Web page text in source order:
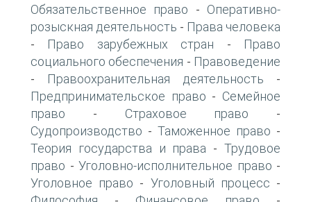
Обязательственное право - Оперативно-
розыскная деятельность - Права человека
- Право зарубежных стран -
Право
социального обеспечения - Правоведение
- Правоохранительная деятельность -
Предпринимательское право - Семейное
право - Страховое право -
Судопроизводство - Таможенное право -
Теория государства и права -Трудовое
право - Уголовно-исполнительное право -
Уголовное право - Уголовный процесс -